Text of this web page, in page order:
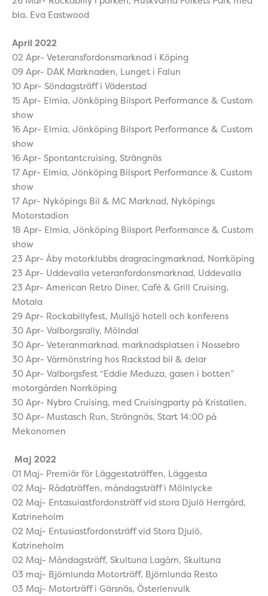
bla. Eva Eastwood
April 2022
02 Apr- Veteransfordonsmarknad i Köping
09 Apr- DAK Marknaden, Lunget i Falun
10 Apr- Söndagsträff i Väderstad
15 Apr- Elmia, Jönköping Bilsport Performance & Custom
show
16 Apr- Elmia, Jönköping Bilsport Performance & Custom
show
16 Apr- Spontantcruising, Strängnäs
17 Apr- Elmia, Jönköping Bilsport Performance & Custom
show
17 Apr- Nyköpings Bil & MC Marknad, Nyköpings
Motorstadion
18 Apr- Elmia, Jönköping Bilsport Performance & Custom
show
23 Apr- Åby motorklubbs dragracingmarknad, Norrköping
23 Apr- Uddevalla veteranfordonsmarknad, Uddevalla
23 Apr- American Retro Diner, Café & Grill Cruising,
Motala
29 Apr- Rockabillyfest, Mullsjö hotell och konferens
30 Apr- Valborgsrally, Mölndal
30 Apr- Veteranmarknad, marknadsplatsen i Nossebro
30 Apr- Vårmönstring hos Rackstad bil & delar
30 Apr- Valborgsfest “Eddie Meduza, gasen i botten”
motorgården Norrköping
30 Apr- Nybro Cruising, med Cruisingparty på Kristallen.
30 Apr- Mustasch Run, Strängnäs, Start 14:00 på
Mekonomen
Maj 2022
01 Maj- Premiär för Läggestaträffen, Läggesta
02 Maj- Rådaträffen, måndagsträff i Mölnlycke
02 Maj- Entasuiastfordonsträff vid stora Djulö Herrgård,
Katrineholm
02 Maj- Entusiastfordonsträff vid Stora Djulö,
Katrineholm
02 Maj- Måndagsträff, Skultuna Lagårn, Skultuna
03 maj- Björnlunda Motorträff, Björnlunda Resto
03 Maj- Motorträff i Gärsnäs, Österlenvulk